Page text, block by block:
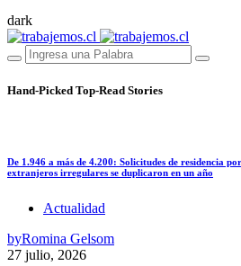
dark
Hand-Picked Top-Read Stories
De 1.946 a más de 4.200: Solicitudes de residencia
extranjeros irregulares se duplicaron en un año
Actualidad
byRomina Gelsom
27 julio, 2026